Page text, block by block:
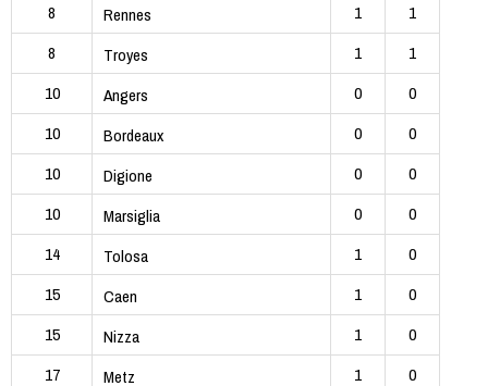
8
Rennes 1
1
8
Troyes 1
1
10
Angers 0
0
10
Bordeaux 0
0
10
Digione 0
0
10
Marsiglia 0
0
14
Tolosa 1
0
15
Caen 1
0
15
Nizza 1
0
17
Metz 1
0